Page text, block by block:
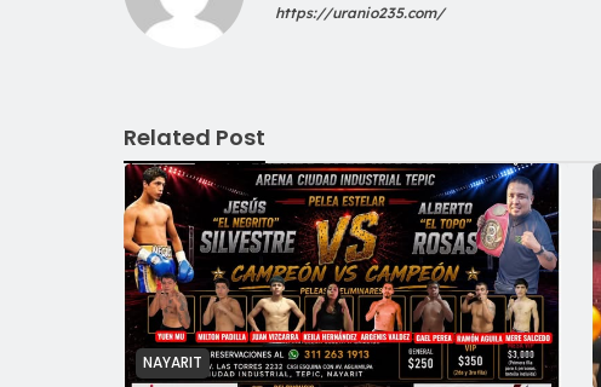
https://uranio235.com/
Related Post
NAYARIT